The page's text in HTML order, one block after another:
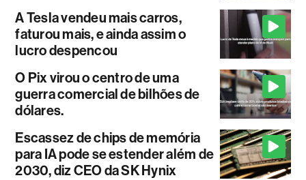
A Tesla vendeu mais carros,
faturou mais, e ainda assim o
lucro despencou
O Pix virou o centro de uma
guerra comercial de bilhões de
dólares.
Escassez de chips de memória
para IA pode se estender além de
2030, diz CEO da SK Hynix